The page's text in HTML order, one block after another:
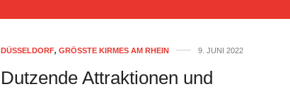
DÜSSELDORF, GRÖSSTE KIRMES AM RHEIN 9. JUNI 2022
Dutzende Attraktionen und